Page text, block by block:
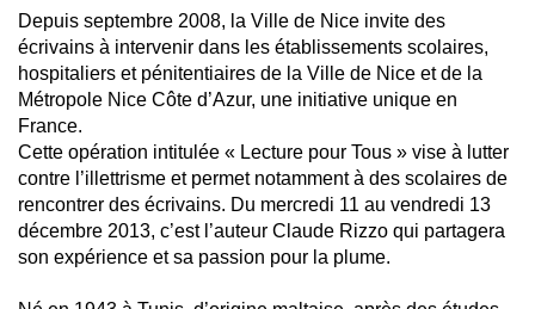
Depuis septembre 2008, la Ville de Nice invite des
écrivains à intervenir dans les établissements scolaires,
hospitaliers et pénitentiaires de la Ville de Nice et de la
Métropole Nice Côte d’Azur, une initiative unique en
France.
Cette opération intitulée « Lecture pour Tous » vise à lutter
contre l’illettrisme et permet notamment à des scolaires de
rencontrer des écrivains. Du mercredi 11 au vendredi 13
décembre 2013, c’est l’auteur Claude Rizzo qui partagera
son expérience et sa passion pour la plume.